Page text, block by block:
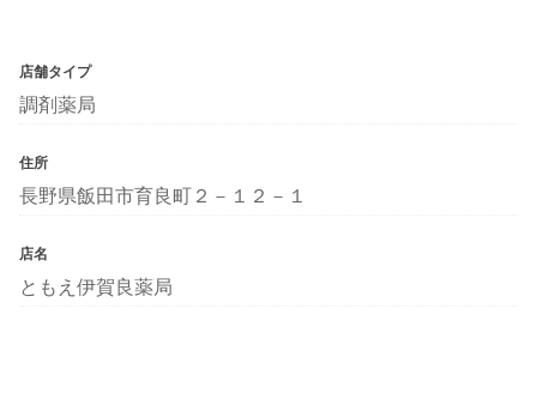
店舗タイプ
調剤薬局
住所
長野県飯田市育良町２－１２－１
店名
ともえ伊賀良薬局